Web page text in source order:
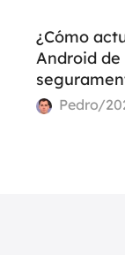
¿Cómo
Android
Pedro/